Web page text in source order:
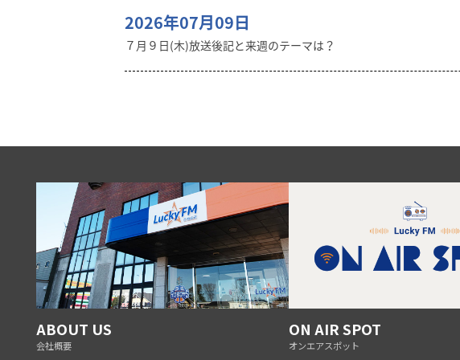
2026年07月09日
７月９日(木)放送後記と来週のテーマは？
ABOUT US
会社概要
ON AIR SPOT
オンエアスポット